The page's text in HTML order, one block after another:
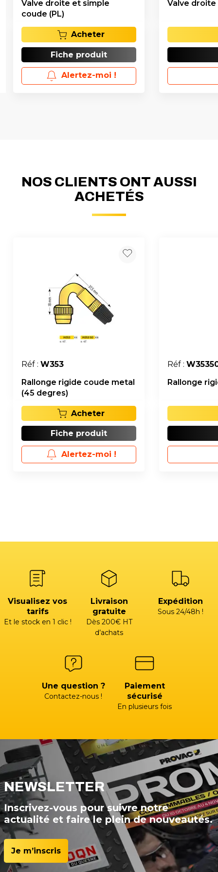
Valve droite et simple
coude (PL)
Acheter
Fiche produit
Alertez-moi !
Valve droite
NOS CLIENTS ONT AUSSI
ACHETÉS
Réf : W353
Rallonge rigide coude metal
(45 degres)
Acheter
Fiche produit
Alertez-moi !
Réf :
Rallonge
Visualisez vos
tarifs
Et le stock en 1 clic !
Livraison
gratuite
Dès 200€ HT
d’achats
Expédition
Sous 24/48h !
Une question ?
Contactez-nous !
Paiement
sécurisé
En plusieurs fois
NEWSLETTER
Inscrivez-vous pour suivre notre
actualité et faire le plein de nouveautés.
Je m’inscris